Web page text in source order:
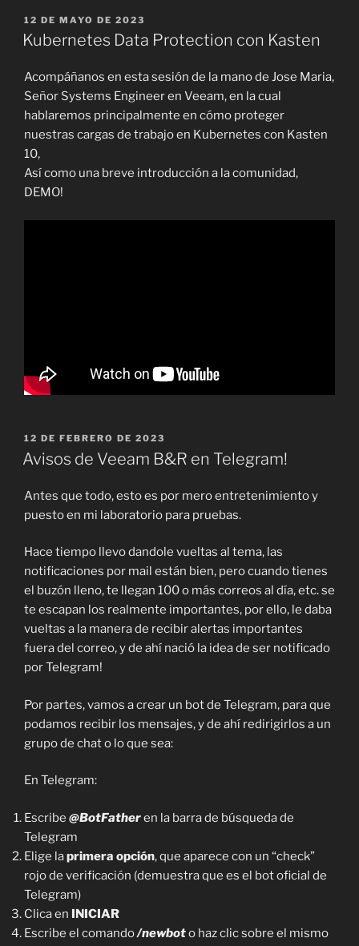
PUBLICADO
EL
12 DE MAYO DE 2023
Kubernetes Data Protection con Kasten
Acompáñanos en esta sesión de la mano de Jose Maria,
Señor Systems Engineer en Veeam, en la cual
hablaremos principalmente en cómo proteger
nuestras cargas de trabajo en Kubernetes con Kasten
10,
Así como una breve introducción a la comunidad,
DEMO!
PUBLICADO
EL
12 DE FEBRERO DE 2023
Avisos de Veeam B&R en Telegram!
Antes que todo, esto es por mero entretenimiento y
puesto en mi laboratorio para pruebas.
Hace tiempo llevo dandole vueltas al tema, las
notificaciones por mail están bien, pero cuando tienes
el buzón lleno, te llegan 100 o más correos al día, etc. se
te escapan los realmente importantes, por ello, le daba
vueltas a la manera de recibir alertas importantes
fuera del correo, y de ahí nació la idea de ser notificado
por Telegram!
Por partes, vamos a crear un bot de Telegram, para que
podamos recibir los mensajes, y de ahí redirigirlos a un
grupo de chat o lo que sea:
En Telegram:
Escribe @BotFatheren la barra de búsqueda de
Telegram
Elige laprimera opción, que aparece con un “check”
rojo de verificación (demuestra que es el bot oficial de
Telegram)
Clica en INICIAR
Escribe el comando/newboto haz clic sobre el mismo